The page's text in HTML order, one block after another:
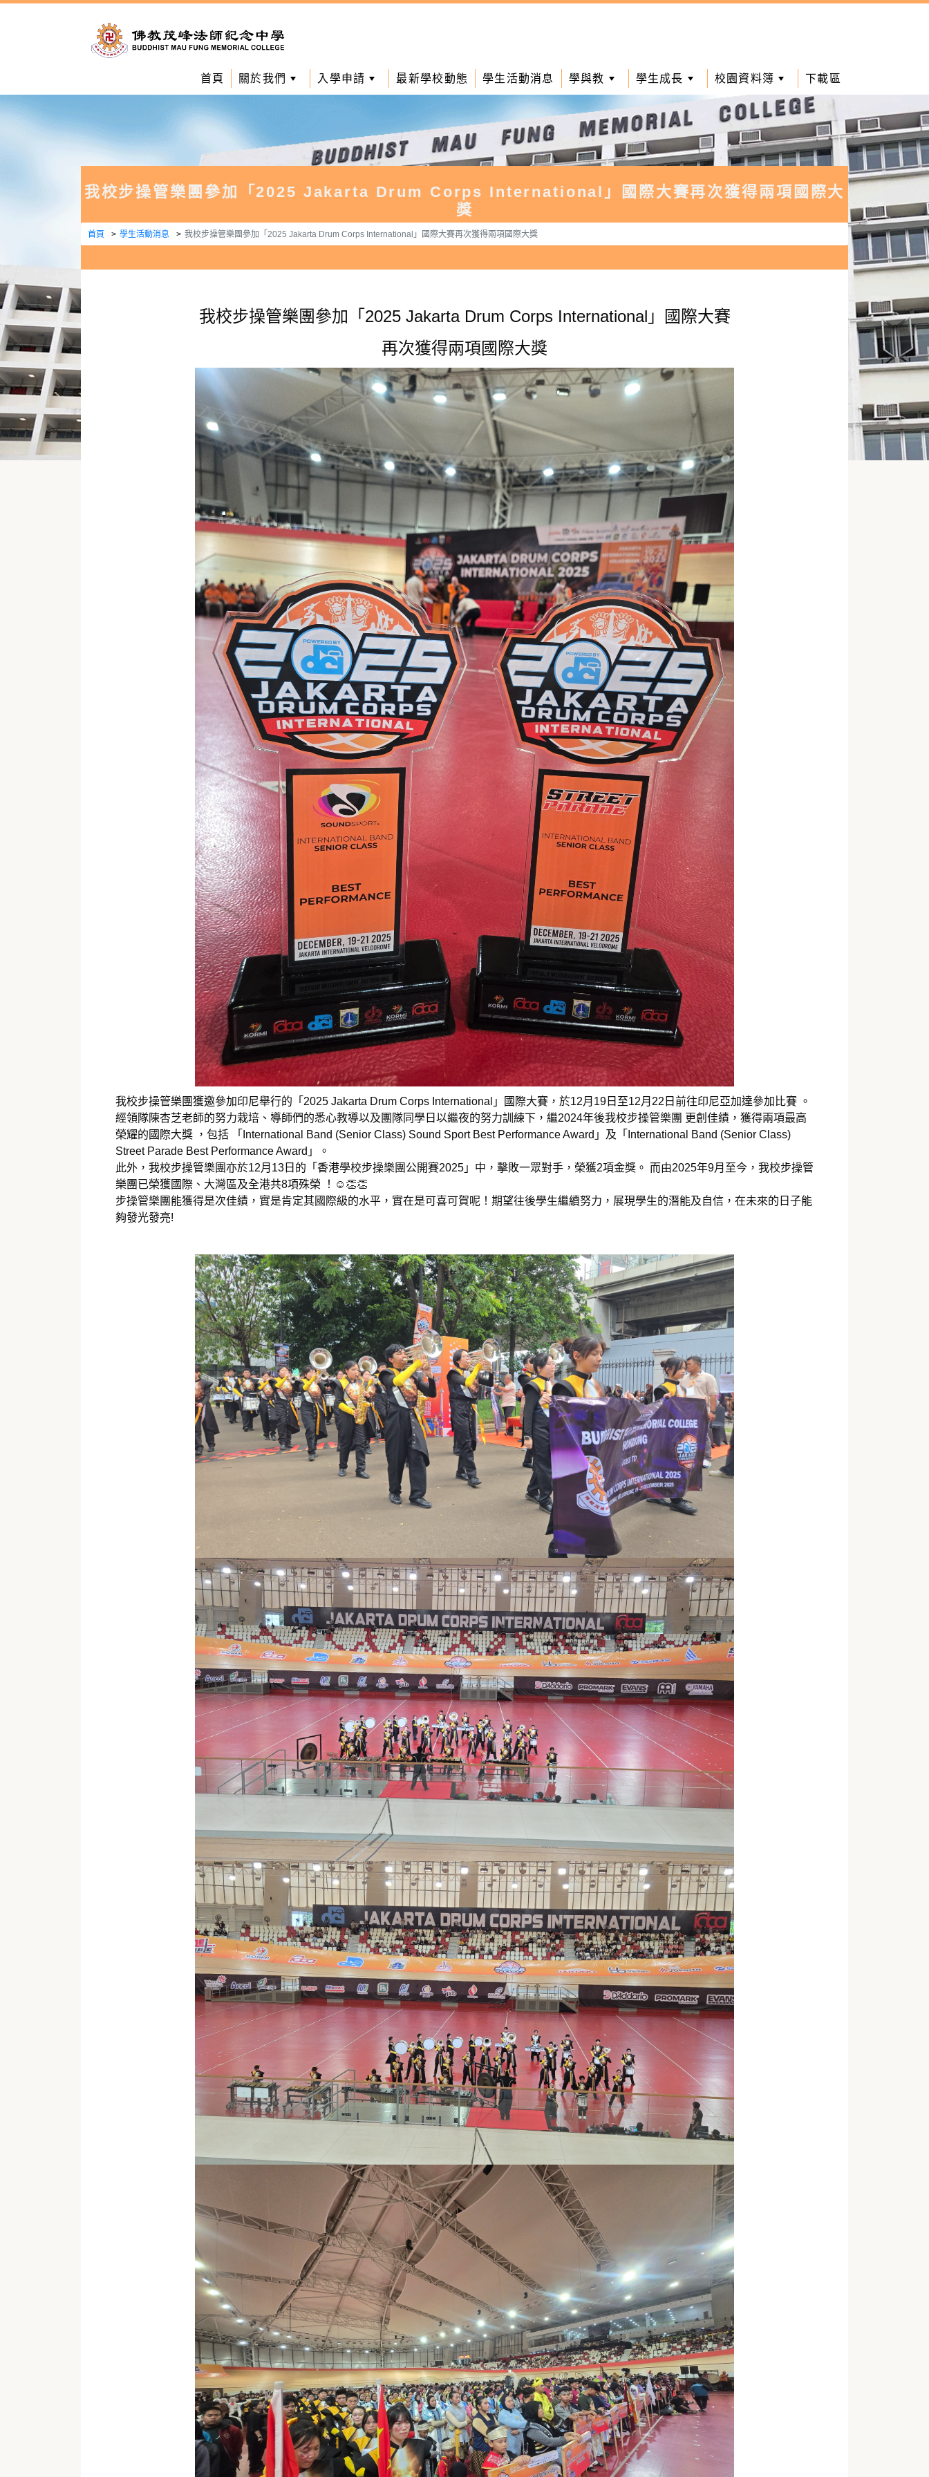
首頁 關於我們 入學申請 最新學校動態 學生活動消息 學與教 學生成長 校園資料簿 下載區
我校步操管樂團參加「2025 Jakarta Drum Corps International」國際大賽再次獲得兩項國際大
獎
首頁 學生活動消息 我校步操管樂團參加「2025 Jakarta Drum Corps International」國際大賽再次獲得兩項國際大獎
我校步操管樂團參加「2025 Jakarta Drum Corps International」國際大賽
再次獲得兩項國際大獎
我校步操管樂團獲邀參加印尼舉行的「2025 Jakarta Drum Corps International」國際大賽，於12月19日至12月22日前往印尼亞加達參加比賽 。
經領隊陳杏芝老師的努力栽培、導師們的悉心教導以及團隊同學日以繼夜的努力訓練下，繼2024年後我校步操管樂團 更創佳績，獲得兩項最高
榮耀的國際大獎 ，包括 「International Band (Senior Class) Sound Sport Best Performance Award」及「International Band (Senior Class)
Street Parade Best Performance Award」。
此外，我校步操管樂團亦於12月13日的「香港學校步操樂團公開賽2025」中，擊敗一眾對手，榮獲2項金獎。 而由2025年9月至今，我校步操管
樂團已榮獲國際、大灣區及全港共8項殊榮 ！☺👏👏
步操管樂團能獲得是次佳績，實是肯定其國際級的水平，實在是可喜可賀呢！期望往後學生繼續努力，展現學生的潛能及自信，在未來的日子能
夠發光發亮!